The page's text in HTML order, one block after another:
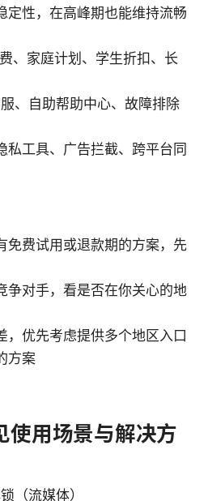
定性，在高峰期也能维持流畅
、家庭计划、学生折扣、长
、自助帮助中心、故障排除
私工具、广告拦截、跨平台同
免费试用或退款期的方案，先
争对手，看是否在你关心的地
，优先考虑提供多个地区入口
方案
使用场景与解决方
（流媒体）